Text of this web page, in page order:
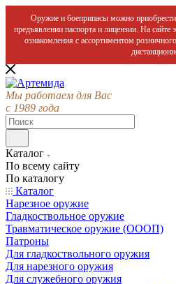
Оружие и боеприпасы можно
предъявлении паспорта и лицензии. На сайте
ознакомления с ассортиментом
Мы работаем для Вас
с 1989 года
Каталог
По всему сайту
По каталогу
Каталог
Нарезное оружие
Гладкоствольное оружие
Травматическое оружие (ОООП)
Патроны
Для гладкоствольного оружия
Для нарезного оружия
Для служебного оружия